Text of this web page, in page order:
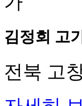
김정회 고
전북 고